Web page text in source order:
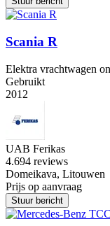
Scania R
Elektra vrachtwagen
Gebruikt
2012
UAB Ferikas
4.694 reviews
Domeikava, Litouwen
Prijs op aanvraag
Stuur bericht